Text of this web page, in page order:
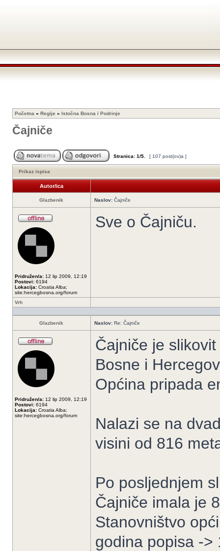
Početna » Regije » Istočna Bosna i Podrinje
Čajniče
Stranica: 1/5 [ 107 post(ov)a ]
Prikaz ispisa
Autor/ica
Glazbenik Naslov: Čajniče
Pridružen/a: 12 lip 2009, 12:19
Postovi: 6194
Lokacija: Croatia Alba;
site:hercegbosna.org/forum
Sve o Čajniču.
Vrh
Glazbenik Naslov: Re: Čajniče
Pridružen/a: 12 lip 2009, 12:19
Postovi: 6194
Lokacija: Croatia Alba;
site:hercegbosna.org/forum
Čajniče je
Bosne i
Općina pripada
Nalazi se na
visini od 816
Po posljednjem
Čajniče imala je
Stanovništvo
godina popisa ->